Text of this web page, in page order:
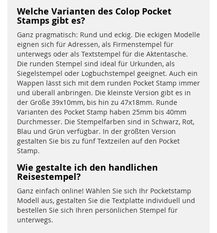
Welche Varianten des Colop Pocket
Stamps gibt es?
Ganz pragmatisch: Rund und eckig. Die eckigen Modelle
eignen sich für Adressen, als Firmenstempel für
unterwegs oder als Textstempel für die Aktentasche.
Die runden Stempel sind ideal für Urkunden, als
Siegelstempel oder Logbuchstempel geeignet. Auch ein
Wappen lässt sich mit dem runden Pocket Stamp immer
und überall anbringen. Die kleinste Version gibt es in
der Größe 39x10mm, bis hin zu 47x18mm. Runde
Varianten des Pocket Stamp haben 25mm bis 40mm
Durchmesser. Die Stempelfarben sind in Schwarz, Rot,
Blau und Grün verfügbar. In der größten Version
gestalten Sie bis zu fünf Textzeilen auf den Pocket
Stamp.
Wie gestalte ich den handlichen
Reisestempel?
Ganz einfach online! Wählen Sie sich Ihr Pocketstamp
Modell aus, gestalten Sie die Textplatte individuell und
bestellen Sie sich Ihren persönlichen Stempel für
unterwegs.